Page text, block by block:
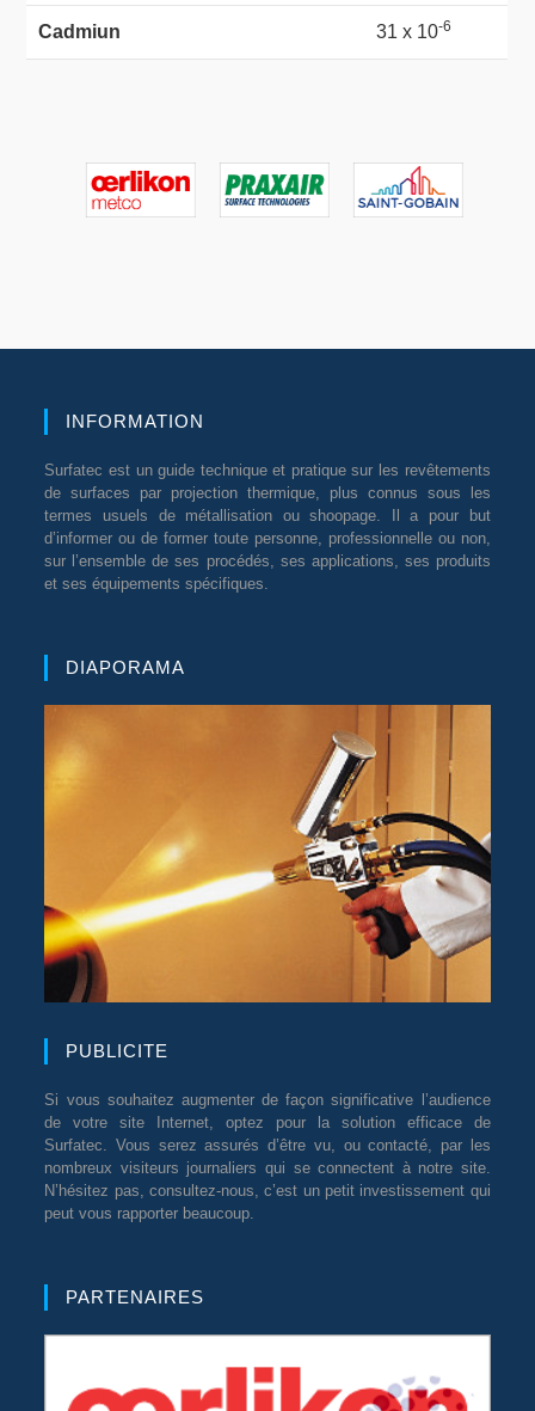
Cadmiun 31 x 10-6
INFORMATION
Surfatec est un guide technique et pratique sur les revêtements
de surfaces par projection thermique, plus connus sous les
termes usuels de métallisation ou shoopage. Il a pour but
d’informer ou de former toute personne, professionnelle ou non,
sur l’ensemble de ses procédés, ses applications, ses produits
et ses équipements spécifiques.
DIAPORAMA
PUBLICITE
Si vous souhaitez augmenter de façon significative l’audience
de votre site Internet, optez pour la solution efficace de
Surfatec. Vous serez assurés d’être vu, ou contacté, par les
nombreux visiteurs journaliers qui se connectent à notre site.
N’hésitez pas, consultez-nous, c’est un petit investissement qui
peut vous rapporter beaucoup.
PARTENAIRES